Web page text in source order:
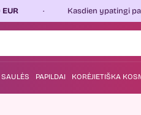
Kasdien ypatingi pasiūlymai!
PAPILDAI KORĖJIETIŠKA